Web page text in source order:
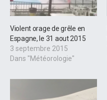
Violent orage de grêle en
Espagne, le 31 aout 2015
3 septembre 2015
Dans "Météorologie"